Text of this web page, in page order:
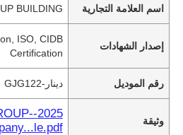
اسم العلامة التجارية BUILDING
إصدار الشهادات
ISO, CIDB
Certification
رقم الموديل دينار-GJG122
وثيقة